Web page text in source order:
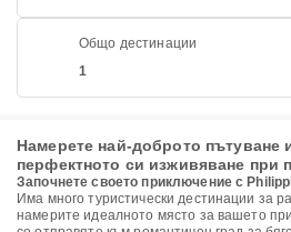
Общо дестинации
1
Намерете най-доброто пътуване
перфектното си изживяване при
Започнете своето приключение с
Има много туристически дестинации за
намерите идеалното място за вашето